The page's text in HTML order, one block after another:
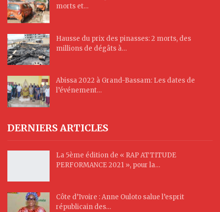
morts et…
Hausse du prix des pinasses: 2 morts, des
millions de dégâts à…
Abissa 2022 à Grand-Bassam: Les dates de
l’événement…
DERNIERS ARTICLES
La 5ème édition de « RAP ATTITUDE
PERFORMANCE 2021 », pour la…
Côte d’Ivoire : Anne Ouloto salue l’esprit
républicain des…